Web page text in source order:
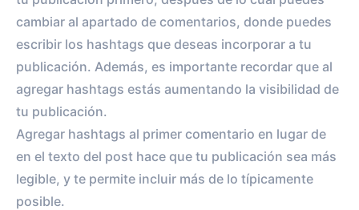
cambiar al apartado de comentarios, donde puedes
escribir los hashtags que deseas incorporar a tu
publicación. Además, es importante recordar que al
agregar hashtags estás aumentando la visibilidad de
tu publicación.
Agregar hashtags al primer comentario en lugar de
en el texto del post hace que tu publicación sea más
legible, y te permite incluir más de lo típicamente
posible.